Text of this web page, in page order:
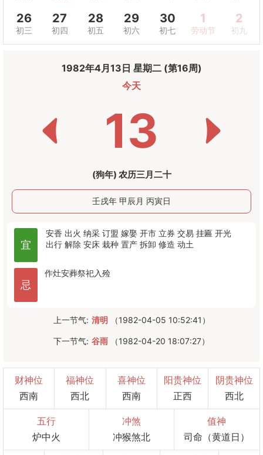
26
初三
27
初四
28
初五
29
初六
30
初七
1
劳动节
2
初九
1982年4月13日 星期二 (第16周)
今天
13
(狗年) 农历三月二十
壬戌年 甲辰月 丙寅日
宜
安香 出火 纳采 订盟 嫁娶 开市 立券 交易 挂匾 开光
出行 解除 安床 栽种 置产 拆卸 修造 动土
忌
作灶安葬祭祀入殓
上一节气: 清明 （1982-04-05 10:52:41）
下一节气: 谷雨 （1982-04-20 18:07:27）
财神位
西南
福神位
西北
喜神位
西南
阳贵神位
正西
阴贵神位
西北
五行
炉中火
冲煞
冲猴煞北
值神
司命（黄道日）